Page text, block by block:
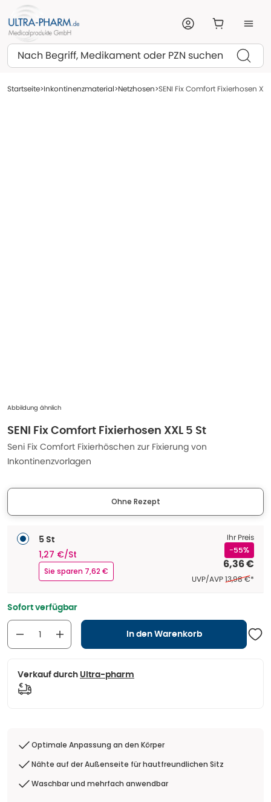
Suchen
Startseite Inkontinenzmaterial Netzhosen SENI Fix Comfort Fixierhosen
Abbildung ähnlich
SENI Fix Comfort Fixierhosen XXL 5 St
Seni Fix Comfort Fixierhöschen zur Fixierung von
Inkontinenzvorlagen
Ohne Rezept
5 St
1,27 €/St
Sie sparen 7,62 €
Ihr Preis
-55%
6,36 €
UVP/AVPEhemaliger
13,98 €*
Sofort verfügbar
In den Warenkorb
Verkauf durch Ultra-pharm
Optimale Anpassung an den Körper
Nähte auf der Außenseite für hautfreundlichen Sitz
Waschbar und mehrfach anwendbar